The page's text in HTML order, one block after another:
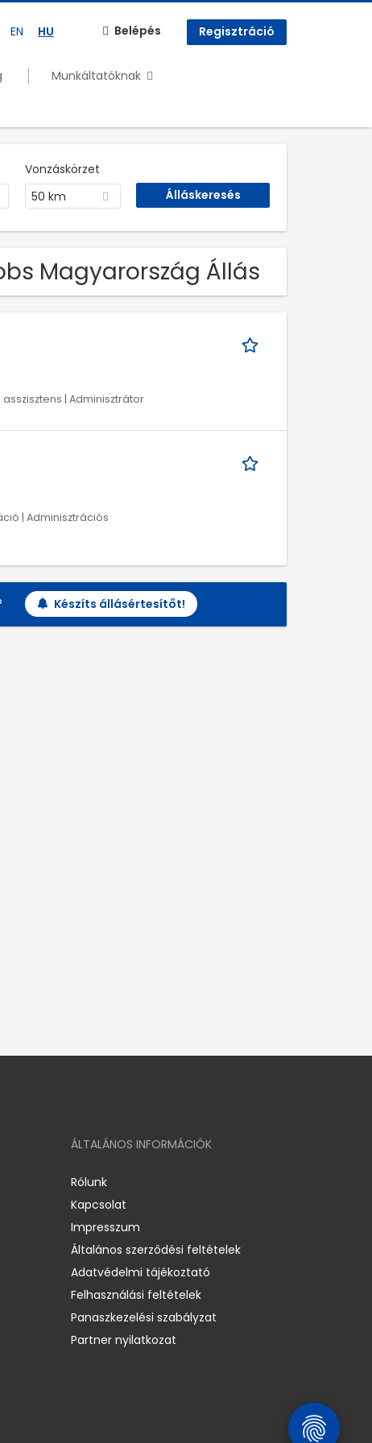
EN HU Belépés Regisztráció
Munkáltatóknak
Vonzáskörzet
50 km
Magyarország Állás
| Adminisztrátor
| Adminisztrációs
Készíts állásértesítőt!
ÁLTALÁNOS INFORMÁCIÓK
Rólunk
Kapcsolat
Impresszum
Általános szerződési feltételek
Adatvédelmi tájékoztató
Felhasználási feltételek
Panaszkezelési szabályzat
Partner nyilatkozat